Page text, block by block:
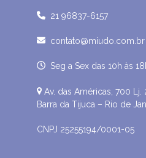
21 96837-6157
contato@miudo.com.br
Seg a Sex das 10h às
Av. das Américas, 700 Lj.
Barra da Tijuca – Rio de
CNPJ 25255194/0001-05